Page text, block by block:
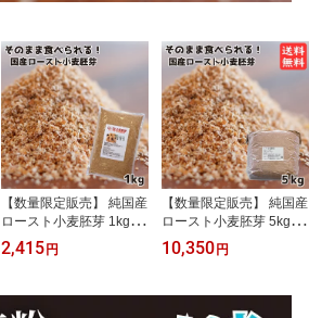
【数量限定販売】 純国産
ロースト小麦胚芽 1kg 添
加物不使用 焙煎 国産小
麦 栄養満点 希少 ビタミ
2,415 円
【数量限定販売】 純国産
ロースト小麦胚芽 5kg 宅
配便送料無料 添加物不使
用 焙煎 国産小麦 栄養
10,350 円